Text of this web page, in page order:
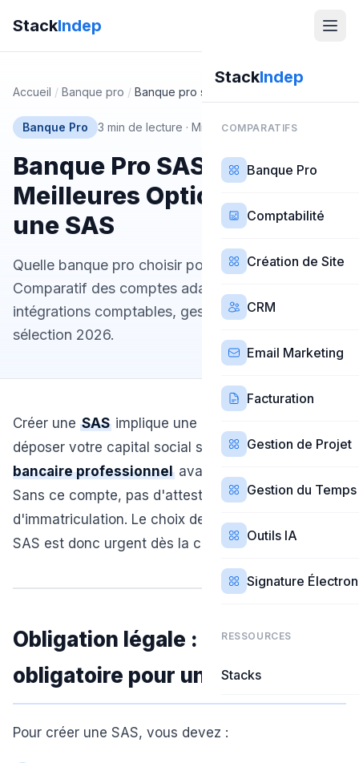
StackIndep
StackIndep
COMPARATIFS
Banque Pro
Comptabilité
Création de Site
CRM
Email Marketing
Facturation
Gestion de Projet
Gestion du Temps
Outils IA
Signature
RESSOURCES
Stacks
Accueil / Banque pro / Banque pro sas
Banque Pro 3 min de lecture · Mis à jour 20 mars 2026
Banque Pro SAS 2026 : Les
Meilleures Options pour
une SAS
Quelle banque pro choisir pour une SAS ?
Comparatif des comptes adaptés : dépôt capital,
intégrations comptables, gestion équipe. Notre
sélection 2026.
Créer une SAS implique une obligation ferme :
déposer votre capital social sur un compte
bancaire professionnel avant l'immatriculation.
Sans ce compte, pas d'attestation de dépôt, pas
d'immatriculation. Le choix de votre banque pro
SAS est donc urgent dès la création.
Obligation légale : compte pro
obligatoire pour une SAS
Pour créer une SAS, vous devez :